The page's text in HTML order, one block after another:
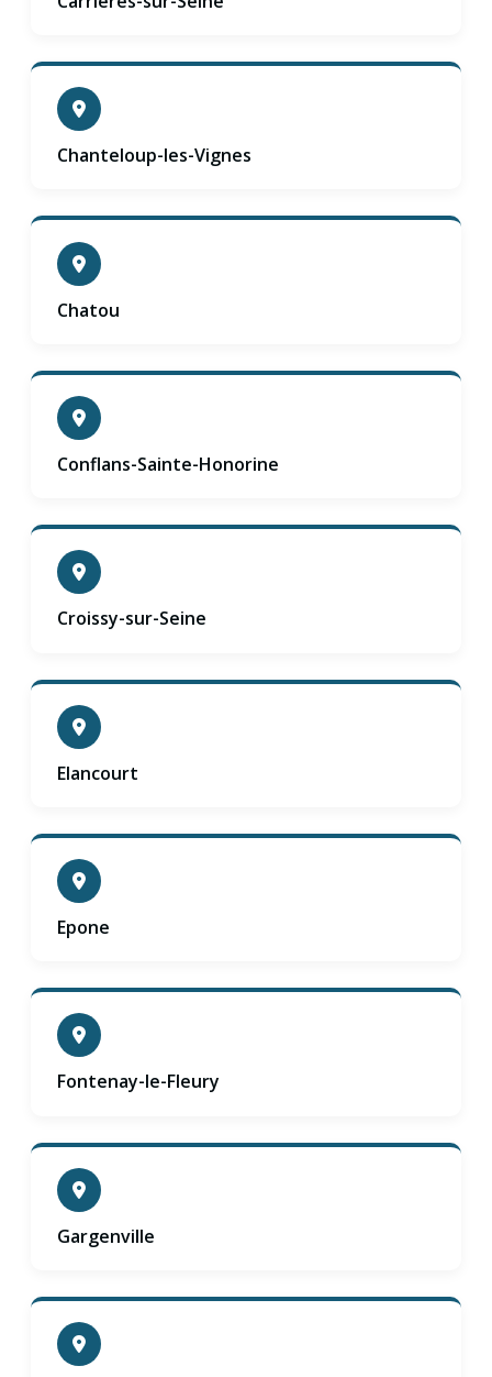
Chanteloup-les-Vignes
Chatou
Conflans-Sainte-Honorine
Croissy-sur-Seine
Elancourt
Epone
Fontenay-le-Fleury
Gargenville